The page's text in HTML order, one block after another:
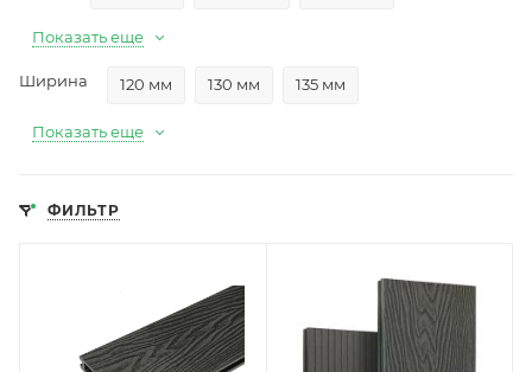
Показать еще
Ширина 120 мм 130 мм 135 мм
Показать еще
ФИЛЬТР